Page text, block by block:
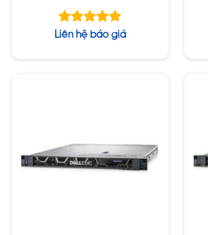
32GB RDIMM / 960GB
SSD / PS 800W
Được xếp
Liên hệ báo giá